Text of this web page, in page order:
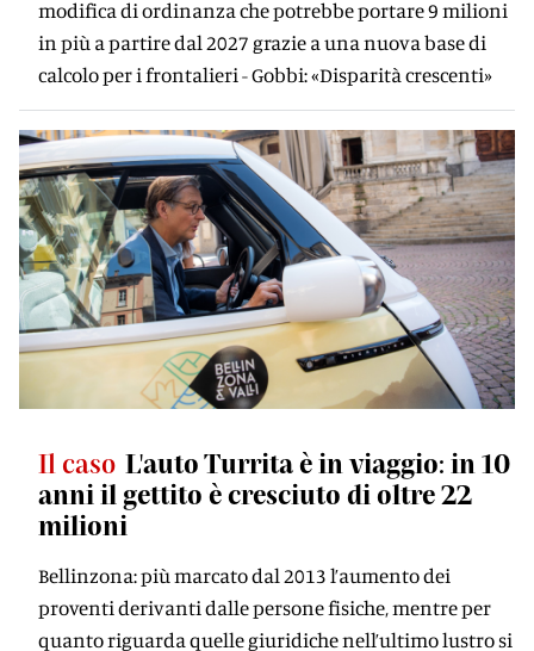
modifica di ordinanza che potrebbe portare 9 milioni
in più a partire dal 2027 grazie a una nuova base di
calcolo per i frontalieri - Gobbi: «Disparità crescenti»
Il caso L'auto Turrita è in viaggio: in 10
anni il gettito è cresciuto di oltre 22
milioni
Bellinzona: più marcato dal 2013 l’aumento dei
proventi derivanti dalle persone fisiche, mentre per
quanto riguarda quelle giuridiche nell’ultimo lustro si